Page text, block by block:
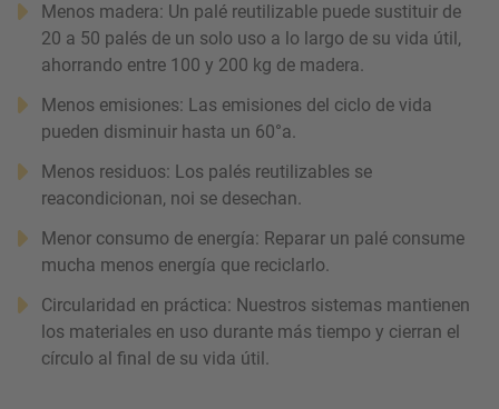
Menos madera: Un palé reutilizable puede sustituir de
20 a 50 palés de un solo uso a lo largo de su vida útil,
ahorrando entre 100 y 200 kg de madera.
Menos emisiones: Las emisiones del ciclo de vida
pueden disminuir hasta un 60°a.
Menos residuos: Los palés reutilizables se
reacondicionan, noi se desechan.
Menor consumo de energía: Reparar un palé consume
mucha menos energía que reciclarlo.
Circularidad en práctica: Nuestros sistemas mantienen
los materiales en uso durante más tiempo y cierran el
círculo al final de su vida útil.